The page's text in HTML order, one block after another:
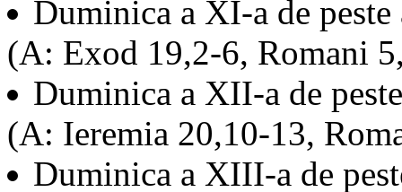
Duminica a XI-a de
(A: Exod 19,2-6, Romani
Duminica a XII-a de
(A: Ieremia 20,10-13,
Duminica a XIII-a de